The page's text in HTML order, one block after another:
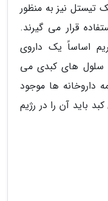
مانند لیو 52 و میلک تیستل نیز به منظور
قرار می گیرند.
اساساً یک داروی
سلول های کبدی می
داروخانه ها موجود
باید آن را در رژیم